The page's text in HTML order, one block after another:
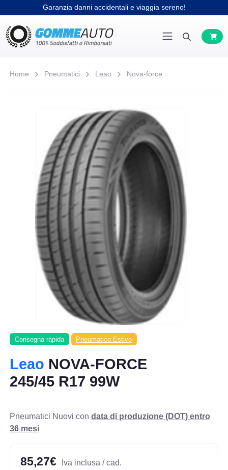
Garanzia danni accidentali e viaggia sereno!
Home Pneumatici Leao Nova-force
Consegna rapida Pneumatico Estivo
Leao NOVA-FORCE
245/45 R17 99W
Pneumatici Nuovi condata di produzione (DOT) entro
36 mesi
85,27€ Iva inclusa / cad.